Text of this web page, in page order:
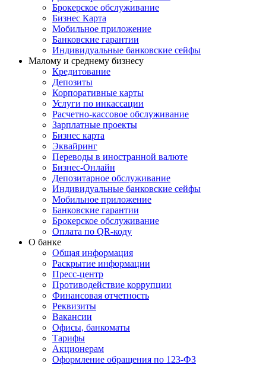
Брокерское обслуживание
Бизнес Карта
Мобильное приложение
Банковские гарантии
Индивидуальные банковские сейфы
Малому и среднему бизнесу
Кредитование
Депозиты
Корпоративные карты
Услуги по инкассации
Расчетно-кассовое обслуживание
Зарплатные проекты
Бизнес карта
Эквайринг
Переводы в иностранной валюте
Бизнес-Онлайн
Депозитарное обслуживание
Индивидуальные банковские сейфы
Мобильное приложение
Банковские гарантии
Брокерское обслуживание
Оплата по QR-коду
О банке
Общая информация
Раскрытие информации
Пресс-центр
Противодействие коррупции
Финансовая отчетность
Реквизиты
Вакансии
Офисы, банкоматы
Тарифы
Акционерам
Оформление обращения по 123-ФЗ